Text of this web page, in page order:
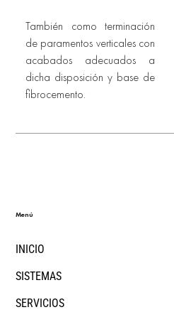
También como terminación
de paramentos verticales con
acabados adecuados a
dicha disposición y base de
fibrocemento.
INICIO
SISTEMAS
SERVICIOS
Menú